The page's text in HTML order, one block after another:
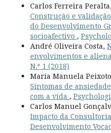
Carlos Ferreira
Construção e
do Desenvolvimento
socioafectivo ,
André Oliveira Costa,
envolvimentos e
N.º 1 (2018)
Maria Manuela
Sintomas de
com a vida ,
Carlos Manuel
Impacto da
Desenvolvimento